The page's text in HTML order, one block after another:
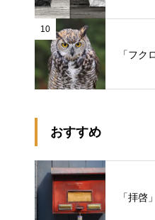
10
「フク
おすすめ
「拝啓